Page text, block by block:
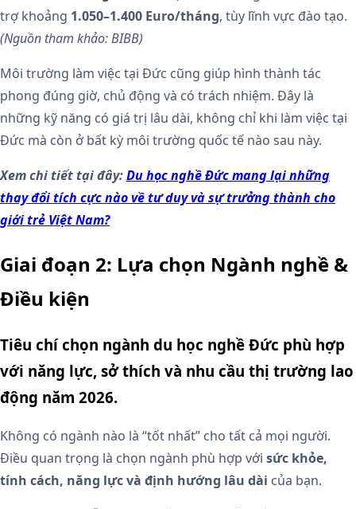
trợ khoảng 1.050–1.400 Euro/tháng, tùy lĩnh vực đào tạo.
(Nguồn tham khảo: BIBB)
Môi trường làm việc tại Đức cũng giúp hình thành tác
phong đúng giờ, chủ động và có trách nhiệm. Đây là
những kỹ năng có giá trị lâu dài, không chỉ khi làm việc tại
Đức mà còn ở bất kỳ môi trường quốc tế nào sau này.
Xem chi tiết tại đây:Du học nghề Đức mang lại những
thay đổi tích cực nào về tư duy và sự trưởng thành cho
giới trẻ Việt Nam?
Giai đoạn 2: Lựa chọn Ngành nghề &
Điều kiện
Tiêu chí chọn ngành du học nghề Đức phù hợp
với năng lực, sở thích và nhu cầu thị trường lao
động năm 2026.
Không có ngành nào là “tốt nhất” cho tất cả mọi người.
Điều quan trọng là chọn ngành phù hợp với sức khỏe,
tính cách, năng lực và định hướng lâu dài của bạn.